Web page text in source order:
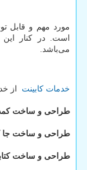
مورد مهم و قابل
است. در کنار
می‌باشد.
خدمات کابینت از
طراحی و ساخت کمد
طراحی و ساخت
طراحی و ساخت